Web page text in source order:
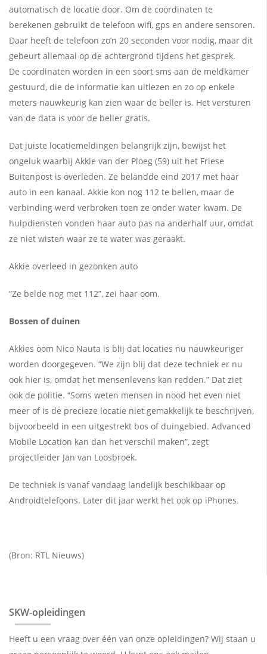
automatisch de locatie door. Om de coördinaten te
berekenen gebruikt de telefoon wifi, gps en andere sensoren.
Daar heeft de telefoon zo’n 20 seconden voor nodig, maar dit
gebeurt allemaal op de achtergrond tijdens het gesprek.
De coördinaten worden in een soort sms aan de meldkamer
gestuurd, die de informatie kan uitlezen en zo op enkele
meters nauwkeurig kan zien waar de beller is. Het versturen
van de data is voor de beller gratis.
Dat juiste locatiemeldingen belangrijk zijn, bewijst het
ongeluk waarbij Akkie van der Ploeg (59) uit het Friese
Buitenpost is overleden. Ze belandde eind 2017 met haar
auto in een kanaal. Akkie kon nog 112 te bellen, maar de
verbinding werd verbroken toen ze onder water kwam. De
hulpdiensten vonden haar auto pas na anderhalf uur, omdat
ze niet wisten waar ze te water was geraakt.
Akkie overleed in gezonken auto
“Ze belde nog met 112”, zei haar oom.
Bossen of duinen
Akkies oom Nico Nauta is blij dat locaties nu nauwkeuriger
worden doorgegeven. “We zijn blij dat deze techniek er nu
ook hier is, omdat het mensenlevens kan redden.” Dat ziet
ook de politie. “Soms weten mensen in nood het even niet
meer of is de precieze locatie niet gemakkelijk te beschrijven,
bijvoorbeeld in een uitgestrekt bos of duingebied. Advanced
Mobile Location kan dan het verschil maken”, zegt
projectleider Jan van Loosbroek.
De techniek is vanaf vandaag landelijk beschikbaar op
Androidtelefoons. Later dit jaar werkt het ook op iPhones.
(Bron: RTL Nieuws)
SKW-opleidingen
Heeft u een vraag over één van onze opleidingen? Wij staan u